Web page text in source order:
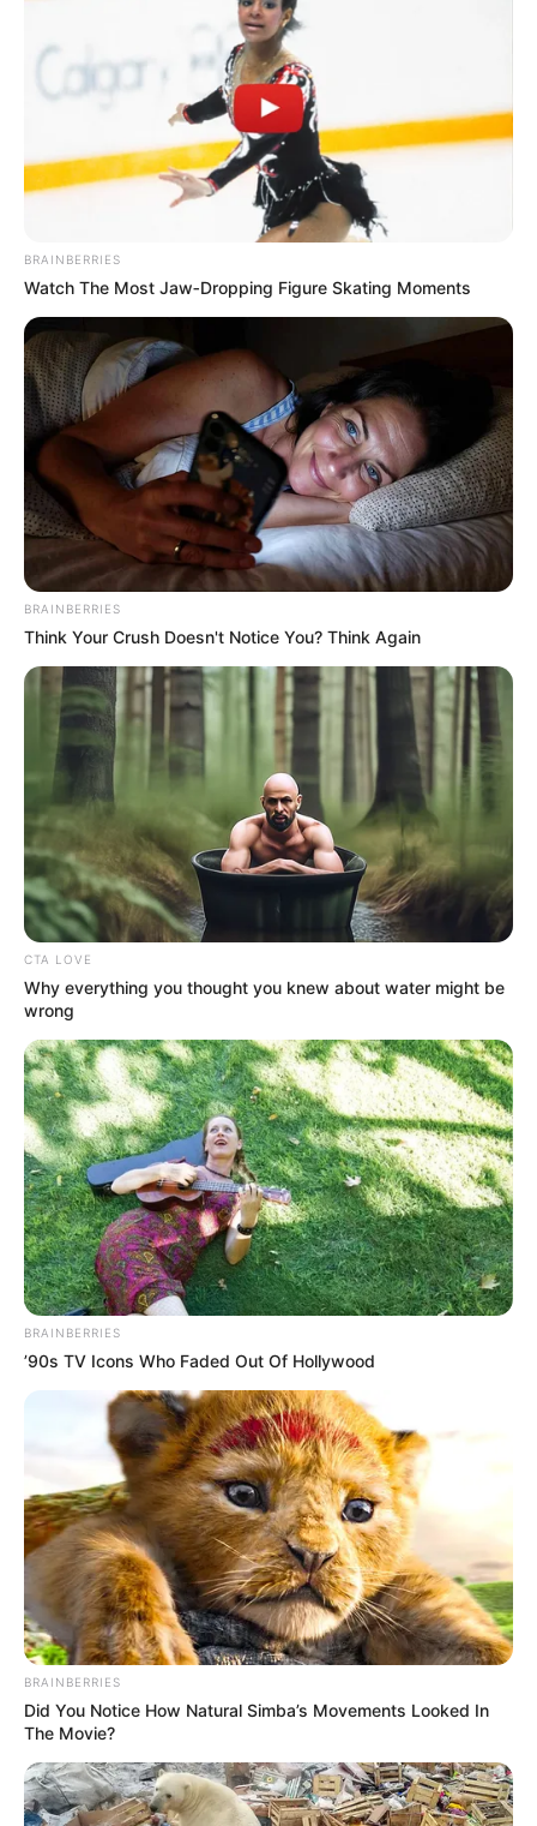
BRAINBERRIES
Watch The Most Jaw‑Dropping Figure Skating Moments
BRAINBERRIES
Think Your Crush Doesn't Notice You? Think Again
CTA LOVE
Why everything you thought you knew about water might be
wrong
BRAINBERRIES
’90s TV Icons Who Faded Out Of Hollywood
BRAINBERRIES
Did You Notice How Natural Simba’s Movements Looked In
The Movie?